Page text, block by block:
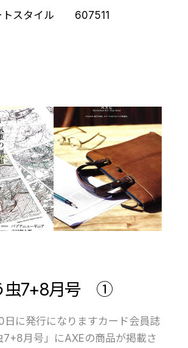
トスタイル 607511
虫7+8月号 ①
日に発行になりますカード会員誌
7+8月号」にAXEの商品が掲載さ